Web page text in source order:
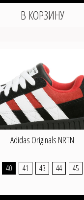
Adidas Originals NRTN
40 41 43 44 45